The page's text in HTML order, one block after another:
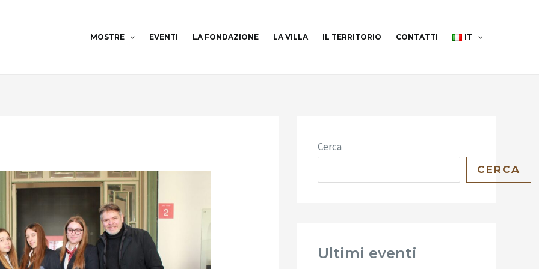
MOSTRE EVENTI LA FONDAZIONE LA VILLA IL TERRITORIO CONTATTI IT
Cerca
CERCA
Ultimi eventi